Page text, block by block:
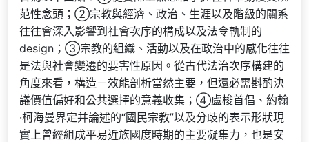
范性念頭；②宗教與經濟、政治、生涯以及階級的關系
往往會深入影響到社會次序的構成以及法令軌制的
design；③宗教的組織、活動以及在政治中的感化往往
是法與社會變遷的要害性原因。從古代法治次序構建的
角度來看，構造－效能剖析當然主要，但還必需斟酌決
議價值偏好和公共選擇的意義收集；④盧梭首倡、約翰
·柯海曼界定并論述的“國民宗教”以及分歧的表示形狀現
實上曾經組成平易近族國度時期的主要凝集力，也是安